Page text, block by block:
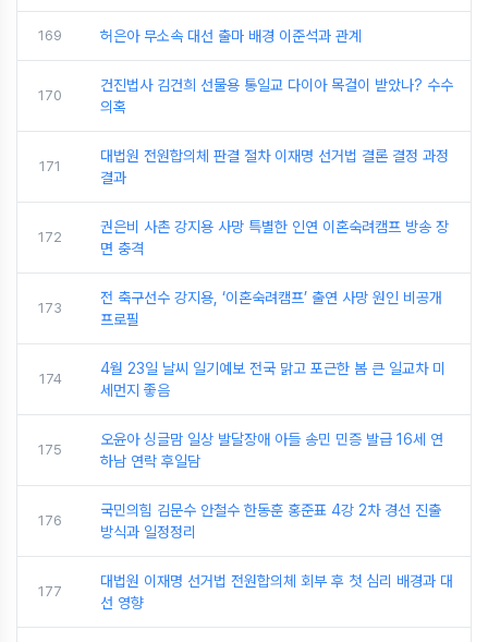
169 허은아 무소속 대선 출마 배경 이준석과 관계
170
건진법사 김건희 선물용 통일교 다이아 목걸이 받았나? 수수
의혹
171
대법원 전원합의체 판결 절차 이재명 선거법 결론 결정 과정
결과
172
권은비 사촌 강지용 사망 특별한 인연 이혼숙려캠프 방송 장
면 충격
173
전 축구선수 강지용, ‘이혼숙려캠프’ 출연 사망 원인 비공개
프로필
174
4월 23일 날씨 일기예보 전국 맑고 포근한 봄 큰 일교차 미
세먼지 좋음
175
오윤아 싱글맘 일상 발달장애 아들 송민 민증 발급 16세 연
하남 연락 후일담
176
국민의힘 김문수 안철수 한동훈 홍준표 4강 2차 경선 진출
방식과 일정정리
177
대법원 이재명 선거법 전원합의체 회부 후 첫 심리 배경과 대
선 영향